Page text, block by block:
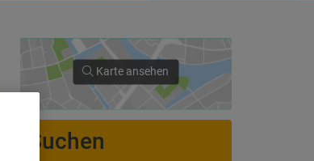
Karte ansehen
Suchen